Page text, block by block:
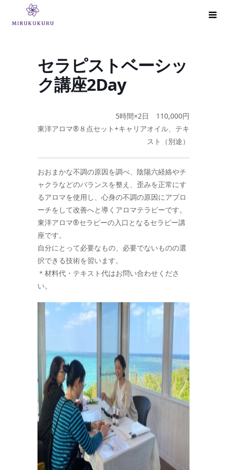
セラピストベーシッ
ク講座2Day
5時間×2日 110,000円
東洋アロマ®８点セット+キャリアオイル、テキ
スト（別途）
おおまかな不調の原因を調べ、陰陽六経絡やチ
ャクラなどのバランスを整え、歪みを正常にす
るアロマを使用し、心身の不調の原因にアプロ
ーチをして改善へと導くアロマテラピーです。
東洋アロマ®セラピーの入口となるセラピー講
座です。
自分にとって必要なもの、必要でないものの選
択できる技術を習います。
＊材料代・テキスト代はお問い合わせくださ
い。